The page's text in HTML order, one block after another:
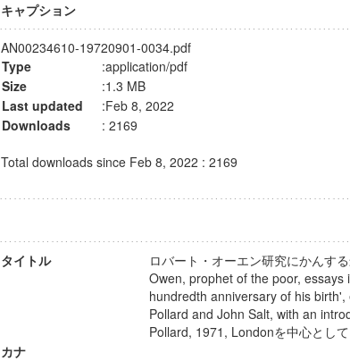
キャプション
AN00234610-19720901-0034.pdf
Type
:application/pdf
Size
:1.3 MB
Last updated
:Feb 8, 2022
Downloads
: 2169
Total downloads since Feb 8, 2022 : 2169
タイトル
ロバート・オーエン研究にかんす
Owen, prophet of the poor, essays
hundredth anniversary of his
Pollard and John Salt, with an
Pollard, 1971, Londonを中心と
カナ